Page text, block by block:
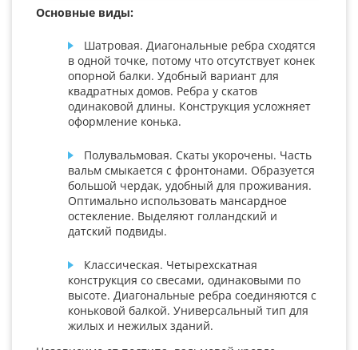
Основные виды:
Шатровая. Диагональные ребра сходятся
в одной точке, потому что отсутствует конек
опорной балки. Удобный вариант для
квадратных домов. Ребра у скатов
одинаковой длины. Конструкция усложняет
оформление конька.
Полувальмовая. Скаты укорочены. Часть
вальм смыкается с фронтонами. Образуется
большой чердак, удобный для проживания.
Оптимально использовать мансардное
остекление. Выделяют голландский и
датский подвиды.
Классическая. Четырехскатная
конструкция со свесами, одинаковыми по
высоте. Диагональные ребра соединяются с
коньковой балкой. Универсальный тип для
жилых и нежилых зданий.